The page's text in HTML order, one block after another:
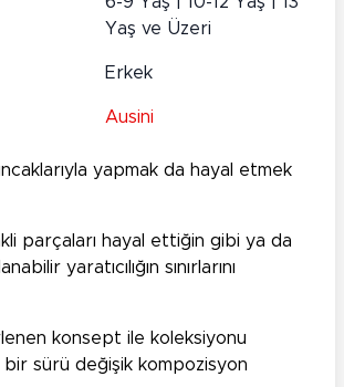
Yaş ve Üzeri
Erkek
Ausini
yapmak da hayal etmek
parçaları hayal ettiğin gibi ya da
yaratıcılığın sınırlarını
konsept ile koleksiyonu
sürü değişik kompozisyon